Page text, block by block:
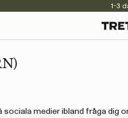
1-3
medier ibland fråga dig